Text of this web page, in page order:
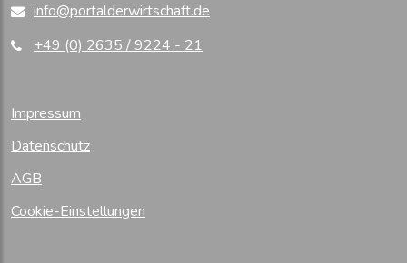
info@portalderwirtschaft.de
+49 (0) 2635 / 9224 - 21
Impressum
Datenschutz
AGB
Cookie-Einstellungen